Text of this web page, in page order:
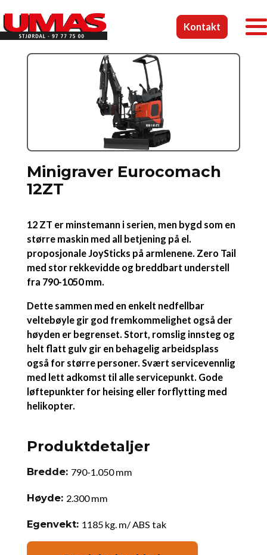
Kontakt
Minigraver Eurocomach
12ZT
12 ZT er minstemann i serien, men bygd som en
større maskin med all betjening på el.
proposjonale JoySticks på armlenene. Zero Tail
med stor rekkevidde og breddbart understell
fra 790-1050 mm.
Dette sammen med en enkelt nedfellbar
veltebøyle gir god fremkommelighet også der
høyden er begrenset. Stort, romslig innsteg og
helt flatt gulv gir en behagelig arbeidsplass
også for større personer. Svært servicevennlig
med lett adkomst til alle servicepunkt. Gode
løftepunkter for heising eller forflytting med
helikopter.
Produktdetaljer
Bredde: 790-1.050 mm
Høyde: 2.300 mm
Egenvekt: 1185 kg. m/ ABS tak